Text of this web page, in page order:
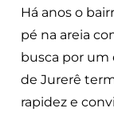
Há anos o
pé na areia
busca por um
de Jurerê
rapidez e